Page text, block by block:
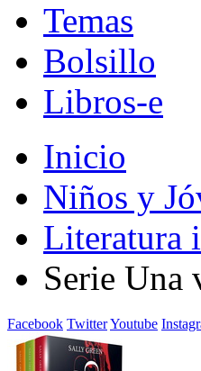
Temas
Bolsillo
Libros-e
Inicio
Niños y
Literatura
Serie Una
Facebook TwitterYoutube